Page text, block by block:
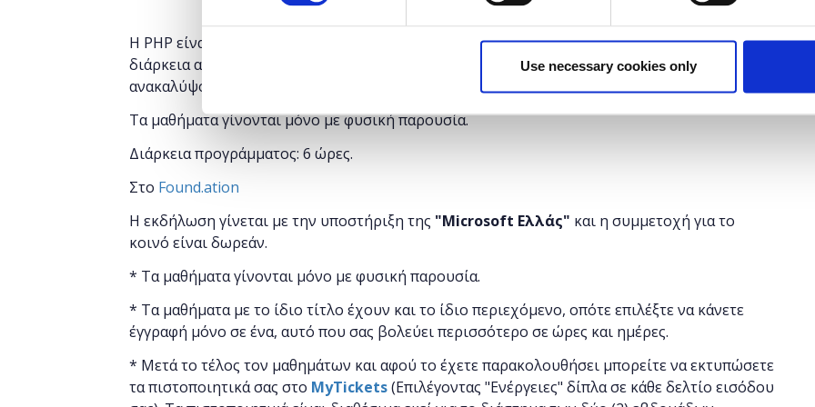
Use necessary cookies only
Η PHP είναι μία γλώσσα server-side scripting σχεδιασμένη για web development. Κατά τη
διάρκεια αυτού του εισαγωγικού μαθήματος της PHP, οι αρχάριοι προγραμματιστές θα
ανακαλύψουν τις θεμελιώδεις έννοιες που θα χρειαστούν για να γίνουν ειδικοί σε αυτή.
Τα μαθήματα γίνονται μόνο με φυσική παρουσία.
Διάρκεια προγράμματος: 6 ώρες.
Στο Found.ation
Η εκδήλωση γίνεται με την υποστήριξη της "Microsoft Ελλάς" και η συμμετοχή για το
κοινό είναι δωρεάν.
* Τα μαθήματα γίνονται μόνο με φυσική παρουσία.
* Τα μαθήματα με το ίδιο τίτλο έχουν και το ίδιο περιεχόμενο, οπότε επιλέξτε να κάνετε
έγγραφή μόνο σε ένα, αυτό που σας βολεύει περισσότερο σε ώρες και ημέρες.
* Μετά το τέλος τον μαθημάτων και αφού το έχετε παρακολουθήσει μπορείτε να εκτυπώσετε
τα πιστοποιητικά ​σας στο MyTickets(Επιλέγοντας "Ενέργειες" δίπλα σε κάθε δελτίο εισόδου